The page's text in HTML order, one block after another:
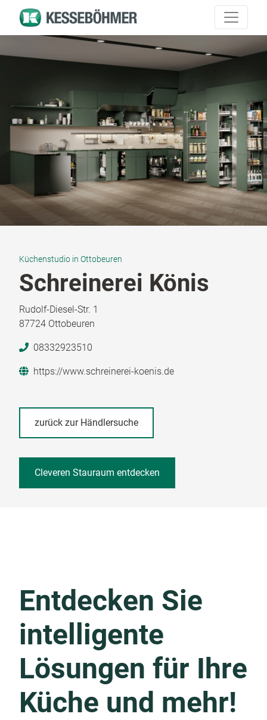
Küchenstudio in Ottobeuren
Schreinerei Könis
Rudolf-Diesel-Str. 1
87724 Ottobeuren
08332923510
https://www.schreinerei-koenis.de
zurück zur Händlersuche
Cleveren Stauraum entdecken
Entdecken Sie
intelligente
Lösungen für Ihre
Küche und mehr!